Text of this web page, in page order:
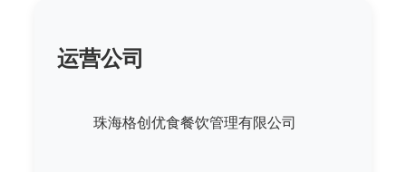
运营公司
珠海格创优食餐饮管理有限公司